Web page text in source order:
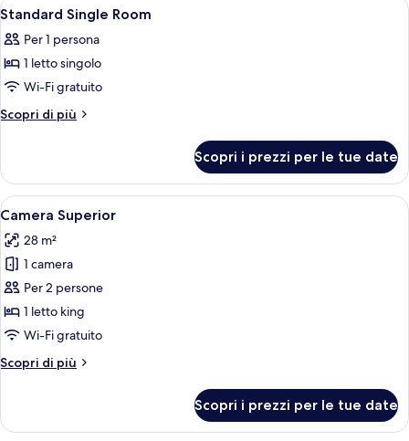
tutte
le
foto
per
Standard
5
Standard Single Room
Per 1 persona
1 letto singolo
Wi-Fi gratuito
Scopri di più
Altri
Single
Room
Scopri i prezzi per le tue date
Apri
tutte
le
foto
per
Camera
Superior
Una camera d'hotel moderna con
5
Camera Superior
28 m²
1 camera
Per 2 persone
1 letto king
Wi-Fi gratuito
Scopri di più
Altri
Superior
Scopri i prezzi per le tue date